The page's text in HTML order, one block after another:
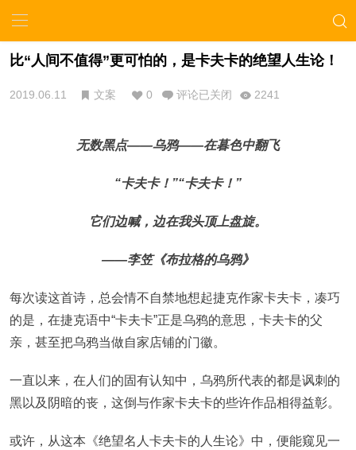
比“人间不值得”更可怕的，是卡夫卡的绝望人生论！
2019.06.11 文案 0 评论已关闭 2241
无数黑点——乌鸦——在暮色中翻飞
“卡夫卡！”“卡夫卡！”
它们边喊，边在我头顶上盘旋。
——李笠《布拉格的乌鸦》
每次读这首诗，总会情不自禁地想起捷克作家卡夫卡，凑巧
的是，在捷克语中“卡夫卡”正是乌鸦的意思，卡夫卡的父
亲，甚至把乌鸦当做自家店铺的门徽。
一直以来，在人们的固有认知中，乌鸦所代表的都是讽刺的
黑以及阴暗的丧，这倒与作家卡夫卡的些许作品相得益彰。
或许，从这本《绝望名人卡夫卡的人生论》中，便能窥见一